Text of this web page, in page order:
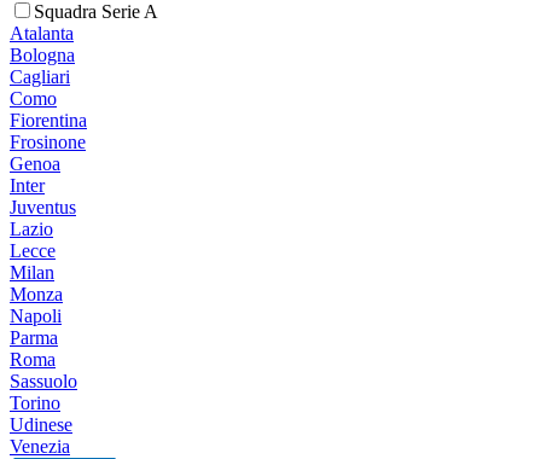
Squadra Serie A
Atalanta
Bologna
Cagliari
Como
Fiorentina
Frosinone
Genoa
Inter
Juventus
Lazio
Lecce
Milan
Monza
Napoli
Parma
Roma
Sassuolo
Torino
Udinese
Venezia